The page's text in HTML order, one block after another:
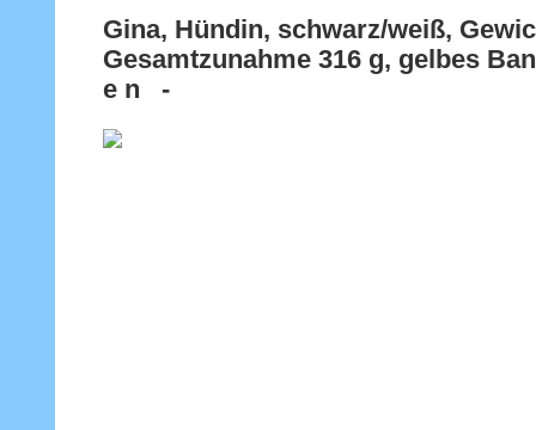
Gina, Hündin, schwarz/weiß,
Gesamtzunahme 316 g, gelbes
e n -